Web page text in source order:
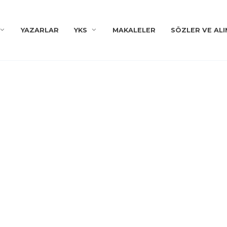
YAZARLAR YKS MAKALELER SÖZLER VE